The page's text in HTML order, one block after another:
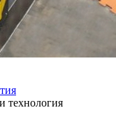
технология